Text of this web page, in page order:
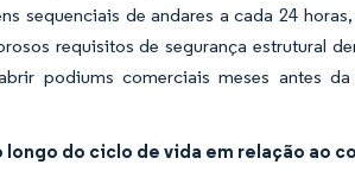
sequenciais de andares a cada 24
requisitos de segurança estrutural
podiums comerciais meses antes
longo do ciclo de vida em relação ao